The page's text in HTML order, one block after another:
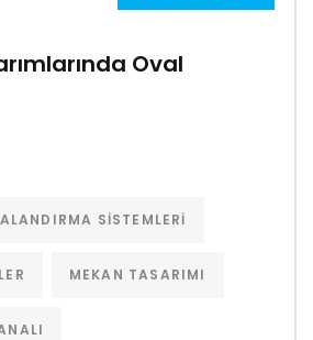
Oval
SISTEMLERI
MEKAN TASARIMI